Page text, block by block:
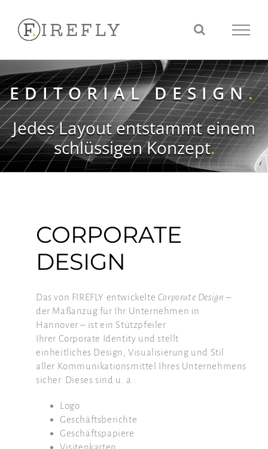
Inhalt
springen
EDITORIAL DESIGN.
Jedes Layout entstammt einem
schlüssigen Konzept.
CORPORATE
DESIGN
Das von FIREFLY entwickelte Corporate Design –
der Maßanzug für Ihr Unternehmen in
Hannover – ist ein Stützpfeiler
Ihrer Corporate Identity und stellt
einheitliches Design, Visualisierung und Stil
aller Kommunikationsmittel Ihres Unternehmens
sicher. Dieses sind u. a.:
Logo
Geschäftsberichte
Geschäftspapiere